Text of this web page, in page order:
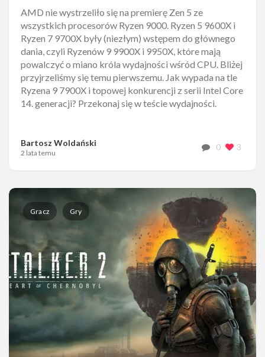
AMD nie wystrzeliło się na premierę Zen 5 ze
wszystkich procesorów Ryzen 9000. Ryzen 5 9600X i
Ryzen 7 9700X były (niezłym) wstępem do głównego
dania, czyli Ryzenów 9 9900X i 9950X, które mają
powalczyć o miano króla wydajności wśród CPU. Bliżej
przyjrzeliśmy się temu pierwszemu. Jak wypada na tle
Ryzena 9 7900X i topowej konkurencji z serii Intel Core
14. generacji? Przekonaj się w teście wydajności.
Bartosz Woldański
2 lata temu
0 3
Gracz Gry